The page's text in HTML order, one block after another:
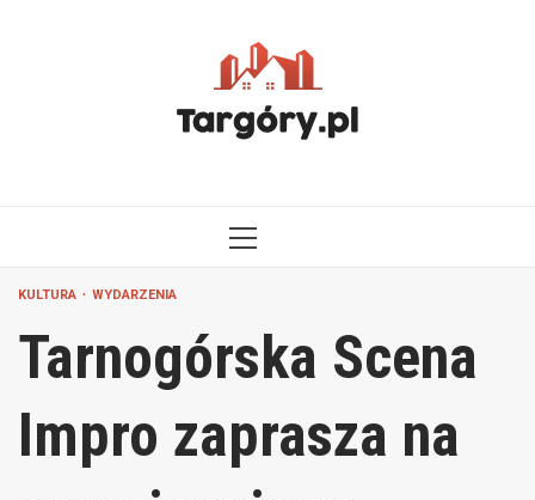
MENU
KULTURA WYDARZENIA
Tarnogórska Scena
Impro zaprasza na